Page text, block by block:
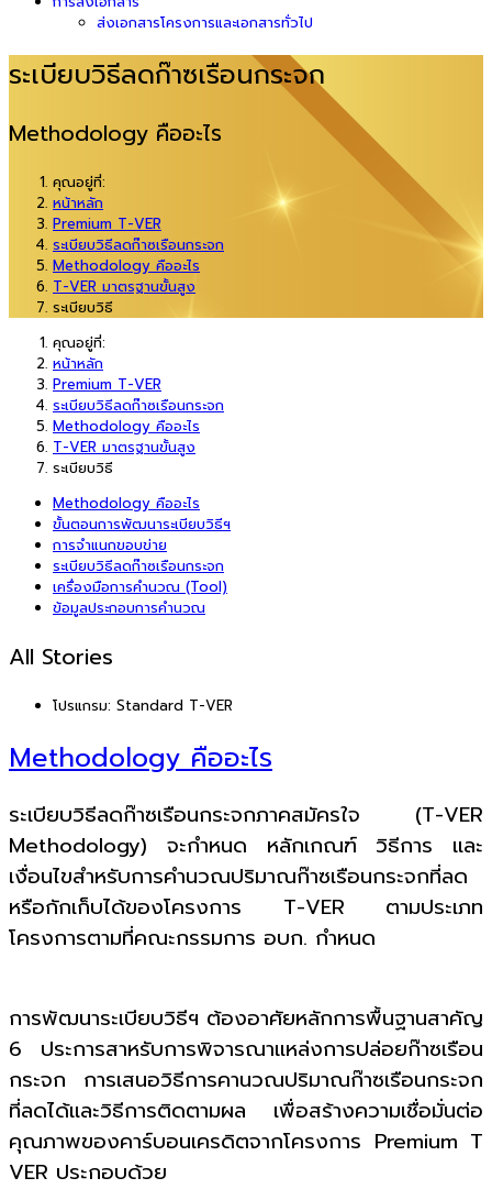
ส่งเอกสารโครงการและเอกสารทั่วไป
ระเบียบวิธีลดก๊าซเรือนกระจก
Methodology คืออะไร
คุณอยู่ที่:
หน้าหลัก
Premium T-VER
ระเบียบวิธีลดก๊าซเรือนกระจก
Methodology คืออะไร
T-VER มาตรฐานขั้นสูง
ระเบียบวิธี
คุณอยู่ที่:
หน้าหลัก
Premium T-VER
ระเบียบวิธีลดก๊าซเรือนกระจก
Methodology คืออะไร
T-VER มาตรฐานขั้นสูง
ระเบียบวิธี
Methodology คืออะไร
ขั้นตอนการพัฒนาระเบียบวิธีฯ
การจำแนกขอบข่าย
ระเบียบวิธีลดก๊าซเรือนกระจก
เครื่องมือการคำนวณ (Tool)
ข้อมูลประกอบการคำนวณ
All Stories
โปรแกรม: Standard T-VER
Methodology คืออะไร
ระเบียบวิธีลดก๊าซเรือนกระจกภาคสมัครใจ (T-VER
Methodology) จะกำหนด หลักเกณฑ์ วิธีการ และ
เงื่อนไขสำหรับการคำนวณปริมาณก๊าซเรือนกระจกที่ลด
หรือกักเก็บได้ของโครงการ T-VER ตามประเภท
โครงการตามที่คณะกรรมการ อบก. กำหนด
การพัฒนาระเบียบวิธีฯ ต้องอาศัยหลักการพื้นฐานสาคัญ
6 ประการสาหรับการพิจารณาแหล่งการปล่อยก๊าซเรือน
กระจก การเสนอวิธีการคานวณปริมาณก๊าซเรือนกระจก
ที่ลดได้และวิธีการติดตามผล เพื่อสร้างความเชื่อมั่นต่อ
คุณภาพของคาร์บอนเครดิตจากโครงการ Premium T
VER ประกอบด้วย